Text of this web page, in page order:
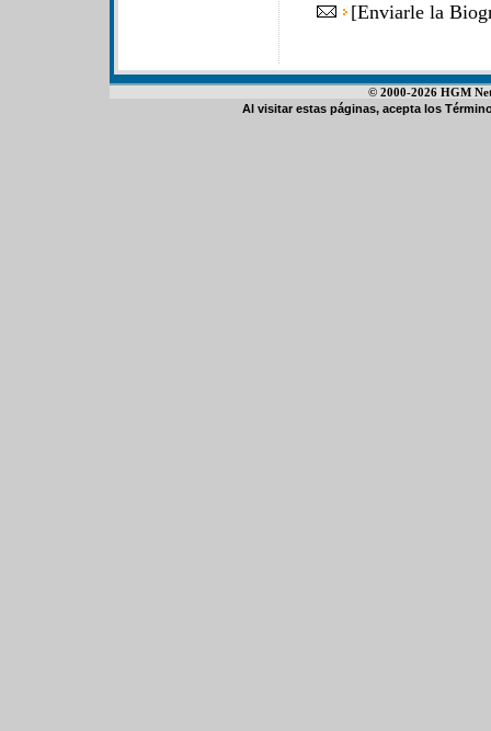
[Enviarle la
© 2000-2026 HGM
Al visitar estas páginas, acepta los